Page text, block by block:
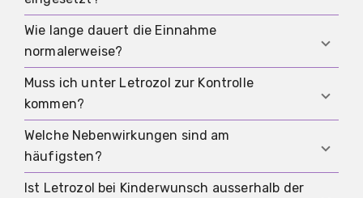
Am häufigsten wird es bei PCOS und
ausbleibendem Eisprung eingesetzt. Es kann aber
auch in anderen Behandlungsplänen vorkommen,
wenn die Fachperson Letrozol in dieser Situation
für sinnvoll hält.
Wie lange dauert die Einnahme
normalerweise?
Meist sind es nur wenige Tage zu Beginn des
Zyklus. Die genaue Dauer und die Dosis legt die
behandelnde Fachperson fest, weil sie von deiner
Ausgangslage und der gewünschten Reaktion
abhängen.
Muss ich unter Letrozol zur Kontrolle
kommen?
Ja, in der Regel schon. Ultraschallkontrollen
helfen zu sehen, wie die Eierstöcke reagieren, ob
die Schleimhaut passend aufgebaut ist und ob
Welche Nebenwirkungen sind am
häufigsten?
Ist Letrozol bei Kinderwunsch ausserhalb der